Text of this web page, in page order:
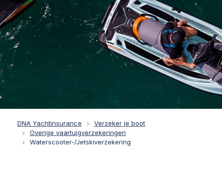
DNA Yachtinsurance
Verzeker je boot
Overige vaartuigverzekeringen
Waterscooter-/Jetskiverzekering